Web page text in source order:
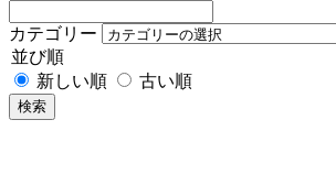
カテゴリー
並び順
新しい順
古い順